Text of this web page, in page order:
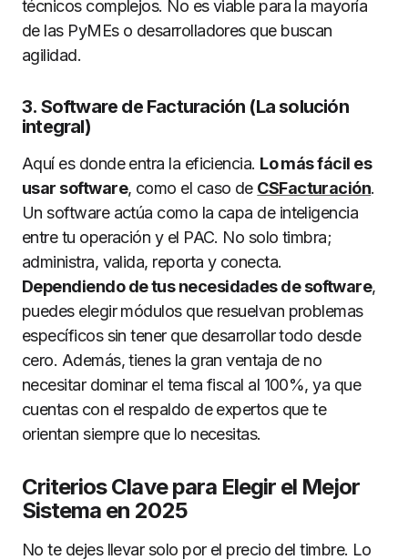
técnicos complejos. No es viable para la mayoría
de las PyMEs o desarrolladores que buscan
agilidad.
3. Software de Facturación (La solución
integral)
Aquí es donde entra la eficiencia. Lo más fácil es
usar software, como el caso de CSFacturación.
Un software actúa como la capa de inteligencia
entre tu operación y el PAC. No solo timbra;
administra, valida, reporta y conecta.
Dependiendo de tus necesidades de software,
puedes elegir módulos que resuelvan problemas
específicos sin tener que desarrollar todo desde
cero. Además, tienes la gran ventaja de no
necesitar dominar el tema fiscal al 100%, ya que
cuentas con el respaldo de expertos que te
orientan siempre que lo necesitas.
Criterios Clave para Elegir el Mejor
Sistema en 2025
No te dejes llevar solo por el precio del timbre. Lo